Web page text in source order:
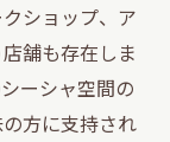
ショップ、ア
舗も存在しま
ーシャ空間の
方に支持され